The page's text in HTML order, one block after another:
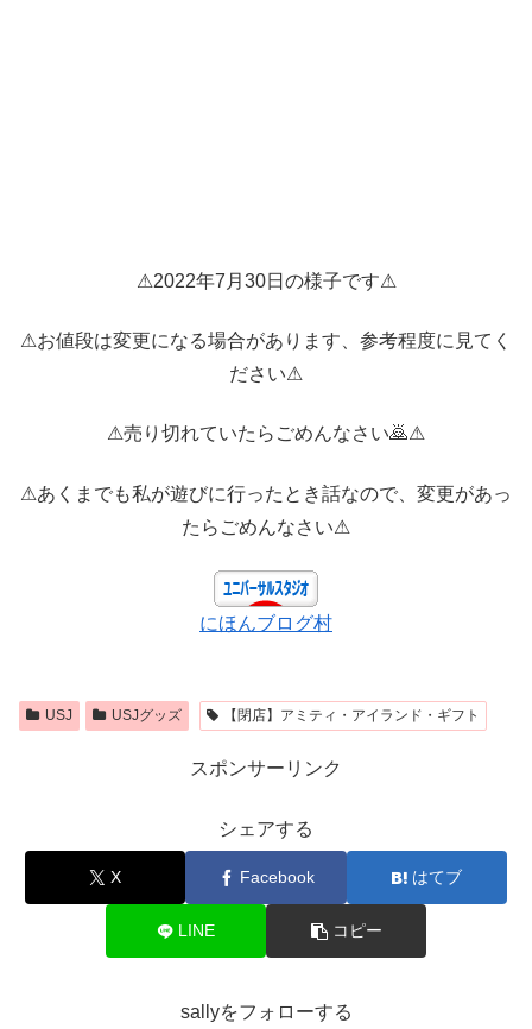
⚠2022年7月30日の様子です⚠
⚠お値段は変更になる場合があります、参考程度に見てく
ださい⚠
⚠売り切れていたらごめんなさい🙇⚠
⚠あくまでも私が遊びに行ったとき話なので、変更があっ
たらごめんなさい⚠
にほんブログ村
USJ USJグッズ 【閉店】アミティ・アイランド・ギフト
スポンサーリンク
シェアする
X Facebook はてブ
LINE コピー
sallyをフォローする